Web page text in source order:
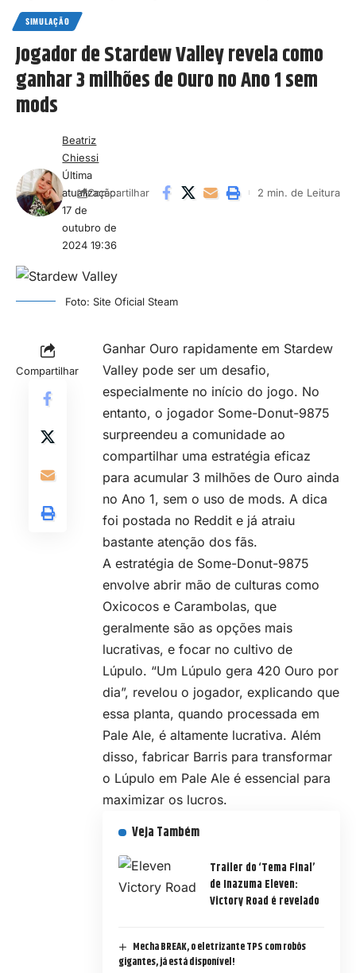
SIMULAÇÃO
Jogador de Stardew Valley revela como
ganhar 3 milhões de Ouro no Ano 1 sem
mods
Última
atualização:
17 de
outubro de
2024 19:36
Beatriz
Chiessi
Compartilhar 2 min. de Leitura
Foto: Site Oficial Steam
Compartilhar
Ganhar Ouro rapidamente em Stardew
Valley pode ser um desafio,
especialmente no início do jogo. No
entanto, o jogador Some-Donut-9875
surpreendeu a comunidade ao
compartilhar uma estratégia eficaz
para acumular 3 milhões de Ouro ainda
no Ano 1, sem o uso de mods. A dica
foi postada no Reddit e já atraiu
bastante atenção dos fãs.
A estratégia de Some-Donut-9875
envolve abrir mão de culturas como
Oxicocos e Carambolas, que
geralmente são as opções mais
lucrativas, e focar no cultivo de
Lúpulo. “Um Lúpulo gera 420 Ouro por
dia”, revelou o jogador, explicando que
essa planta, quando processada em
Pale Ale, é altamente lucrativa. Além
disso, fabricar Barris para transformar
o Lúpulo em Pale Ale é essencial para
maximizar os lucros.
Veja Também
Trailer do ‘Tema Final’
de Inazuma Eleven:
Victory Road é revelado
Mecha BREAK, o eletrizante TPS com robôs
gigantes, já está disponível!